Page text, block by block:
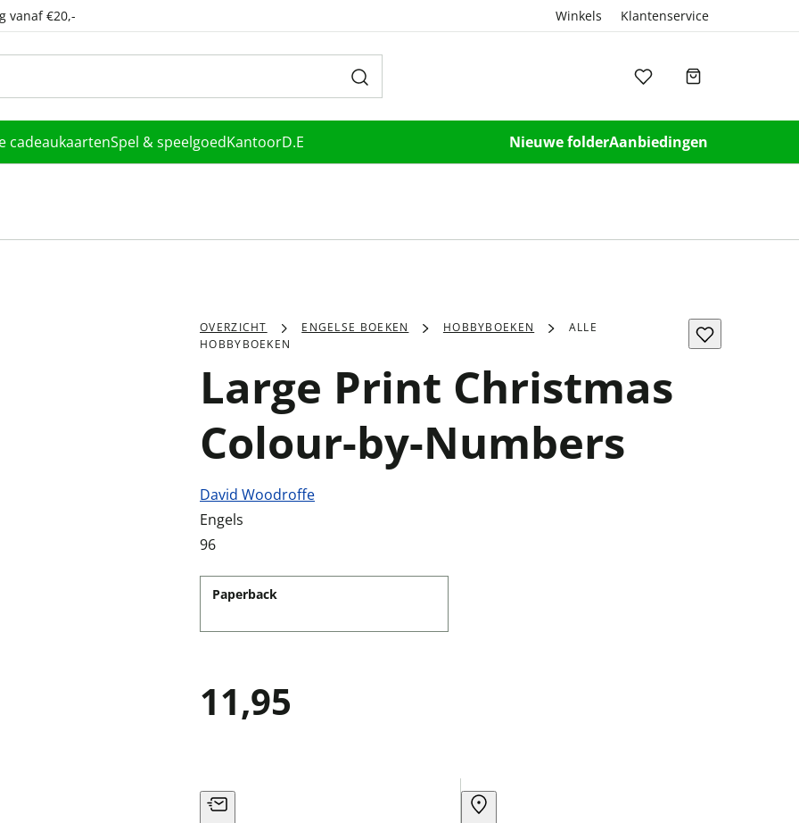
vanaf €20,- Winkels Klantenservice
cadeaukaartenSpel & speelgoedKantoorD.E Nieuwe folderAanbiedingen
OVERZICHT ENGELSE BOEKEN HOBBYBOEKEN
ALLE
HOBBYBOEKEN
Large Print Christmas
Colour-by-Numbers
David Woodroffe
Engels
96
Paperback
11,95